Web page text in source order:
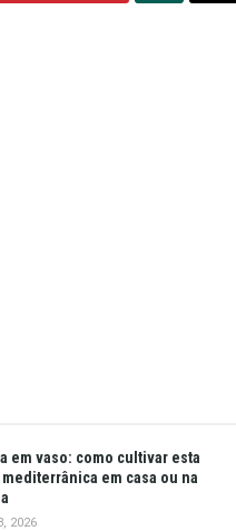
em vaso: como cultivar esta
em casa ou na
2026